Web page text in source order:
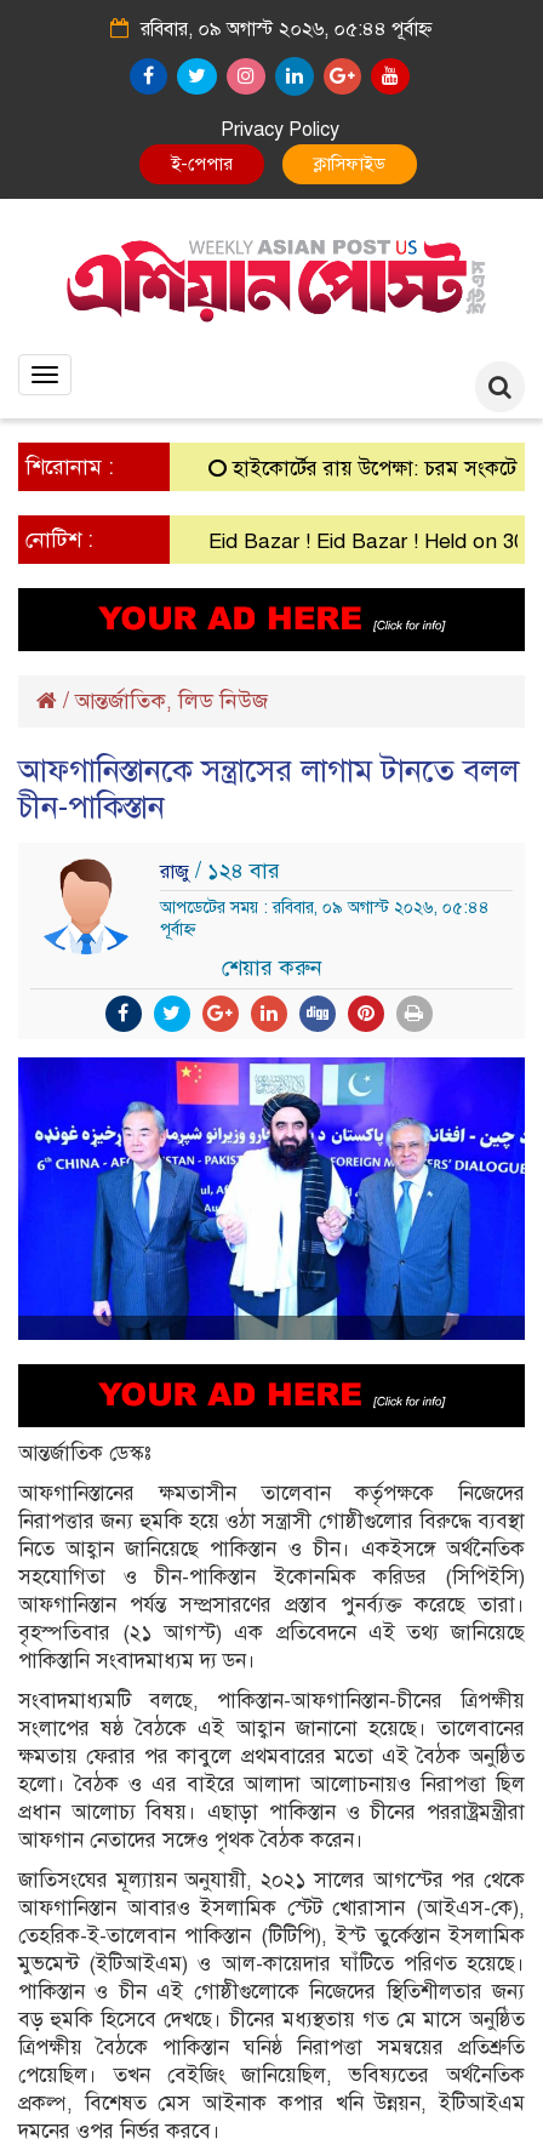
রবিবার, ০৯ অগাস্ট ২০২৬, ০৫:৪৪ পূর্বাহ্ন
Privacy Policy
E-Paper Classified
Toggle
শিরোনাম : হাইকোর্টের রায় উপেক্ষা: চরম সংকটে গ্রামীণ
নোটিশ : Eid Bazar ! Eid Bazar ! Held on 30th
/আন্তর্জাতিক,লিড নিউজ
আফগানিস্তানকে সন্ত্রাসের লাগাম টানতে বলল
চীন-পাকিস্তান
রাজু / ১২৪ বার
আপডেটের সময় : রবিবার, ০৯ অগাস্ট ২০২৬, ০৫:৪৪
পূর্বাহ্ন
শেয়ার করুন
আন্তর্জাতিক ডেস্কঃ
আফগানিস্তানের ক্ষমতাসীন তালেবান কর্তৃপক্ষকে নিজেদের
নিরাপত্তার জন্য হুমকি হয়ে ওঠা সন্ত্রাসী গোষ্ঠীগুলোর বিরুদ্ধে ব্যবস্থা
নিতে আহ্বান জানিয়েছে পাকিস্তান ও চীন। একইসঙ্গে অর্থনৈতিক
সহযোগিতা ও চীন-পাকিস্তান ইকোনমিক করিডর (সিপিইসি)
আফগানিস্তান পর্যন্ত সম্প্রসারণের প্রস্তাব পুনর্ব্যক্ত করেছে তারা।
বৃহস্পতিবার (২১ আগস্ট) এক প্রতিবেদনে এই তথ্য জানিয়েছে
পাকিস্তানি সংবাদমাধ্যম দ্য ডন।
সংবাদমাধ্যমটি বলছে, পাকিস্তান-আফগানিস্তান-চীনের ত্রিপক্ষীয়
সংলাপের ষষ্ঠ বৈঠকে এই আহ্বান জানানো হয়েছে। তালেবানের
ক্ষমতায় ফেরার পর কাবুলে প্রথমবারের মতো এই বৈঠক অনুষ্ঠিত
হলো। বৈঠক ও এর বাইরে আলাদা আলোচনায়ও নিরাপত্তা ছিল
প্রধান আলোচ্য বিষয়। এছাড়া পাকিস্তান ও চীনের পররাষ্ট্রমন্ত্রীরা
আফগান নেতাদের সঙ্গেও পৃথক বৈঠক করেন।
জাতিসংঘের মূল্যায়ন অনুযায়ী, ২০২১ সালের আগস্টের পর থেকে
আফগানিস্তান আবারও ইসলামিক স্টেট খোরাসান (আইএস-কে),
তেহরিক-ই-তালেবান পাকিস্তান (টিটিপি), ইস্ট তুর্কেস্তান ইসলামিক
মুভমেন্ট (ইটিআইএম) ও আল-কায়েদার ঘাঁটিতে পরিণত হয়েছে।
পাকিস্তান ও চীন এই গোষ্ঠীগুলোকে নিজেদের স্থিতিশীলতার জন্য
বড় হুমকি হিসেবে দেখছে। চীনের মধ্যস্থতায় গত মে মাসে অনুষ্ঠিত
ত্রিপক্ষীয় বৈঠকে পাকিস্তান ঘনিষ্ঠ নিরাপত্তা সমন্বয়ের প্রতিশ্রুতি
পেয়েছিল। তখন বেইজিং জানিয়েছিল, ভবিষ্যতের অর্থনৈতিক
প্রকল্প, বিশেষত মেস আইনাক কপার খনি উন্নয়ন, ইটিআইএম
দমনের ওপর নির্ভর করবে।